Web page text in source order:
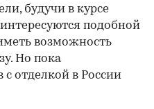
будучи в курсе
подобной
возможность
Но пока
отделкой в России